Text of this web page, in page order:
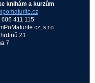
knihám a kurzům
606 411 115
s.r.o.
21
7